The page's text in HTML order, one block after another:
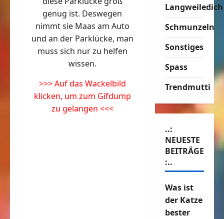
genug ist. Deswegen
nimmt sie Maas am Auto
und an der Parklücke, man
muss sich nur zu helfen
wissen.
>>> Auf das Wackelbild
klicken, um zum Gifdump
zu gelangen <<<
Langweiledich
Schmunzeln
Sonstiges
Spass
Trendmutti
..:
NEUESTE
BEITRÄGE
:..
Was ist
der Katze
bester